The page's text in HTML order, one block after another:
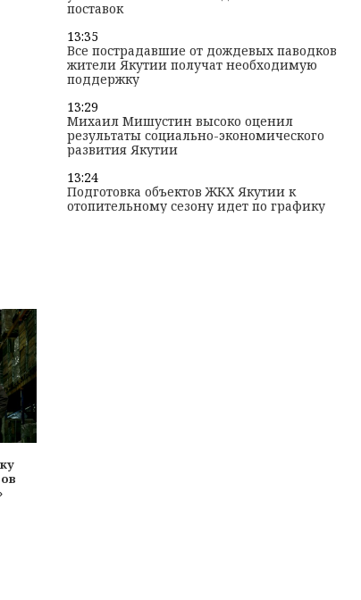
поставок
13:35
Все пострадавшие от дождевых паводков
жители Якутии получат необходимую
поддержку
13:29
Михаил Мишустин высоко оценил
результаты социально-экономического
развития Якутии
13:24
Подготовка объектов ЖКХ Якутии к
отопительному сезону идет по графику